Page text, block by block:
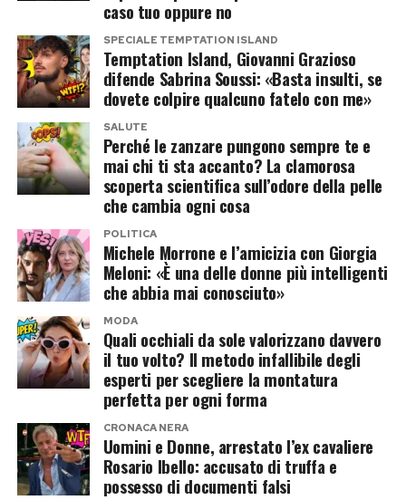
umano, il rispetto possa sopravvivere anche alla
fine di una relazione.
Pur non condividendo le scelte fatte da Sabrina
durante il programma, Giovanni ha scelto di
esporsi per chiedere ai follower di fermare gli
insulti, ricordando che dietro i protagonisti del
reality ci sono persone reali.
Un messaggio che, nelle ultime ore, ha raccolto
numerosi apprezzamenti anche tra chi aveva
seguito con passione la loro storia all’interno del
villaggio.
Post Views: 204
suo nome venisse accostato a
Island.
Il racconto della frequentazione con
Danilo D’Angelo
Secondo quanto riferito dalla stessa Simona
attraverso i propri profili social, la conoscenza
con Danilo D’Angelo sarebbe iniziata dopo la
conclusione delle registrazioni del reality.
La creator sostiene che l’ex protagonista di
Temptation Island
ormai single e libero da qualsiasi legame con
Francesca Coppola. Da lì sarebbe nata una
frequentazione durata alcune settimane.
Sempre secondo il suo racconto, il rapporto si
sarebbe poi interrotto improvvisamente dopo
una serata trascorsa insieme, spingendola a
caso tuo oppure no
SPECIALE TEMPTATION ISLAND
Temptation Island, Giovanni Grazioso
difende Sabrina Soussi: «Basta insulti, se
dovete colpire qualcuno fatelo con me»
SALUTE
Perché le zanzare pungono sempre te e
mai chi ti sta accanto? La clamorosa
scoperta scientifica sull’odore della pelle
che cambia ogni cosa
POLITICA
Michele Morrone e l’amicizia con Giorgia
Meloni: «È una delle donne più intelligenti
che abbia mai conosciuto»
MODA
Quali occhiali da sole valorizzano davvero
il tuo volto? Il metodo infallibile degli
esperti per scegliere la montatura
perfetta per ogni forma
CRONACA NERA
Uomini e Donne, arrestato l’ex cavaliere
Rosario Ibello: accusato di truffa e
possesso di documenti falsi